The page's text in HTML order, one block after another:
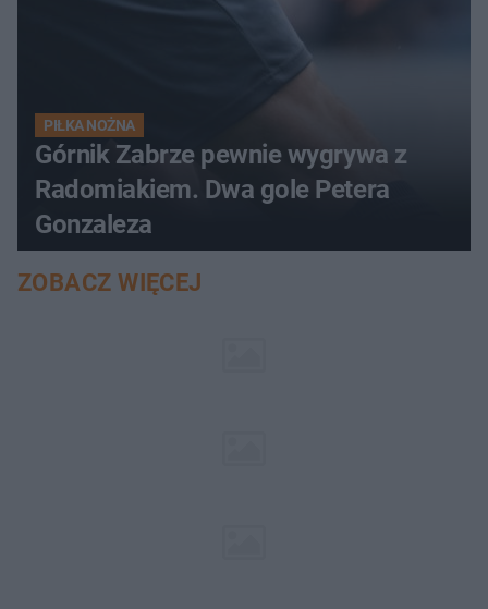
PIŁKA NOŻNA
Górnik Zabrze pewnie wygrywa z
Radomiakiem. Dwa gole Petera
Gonzaleza
ZOBACZ WIĘCEJ